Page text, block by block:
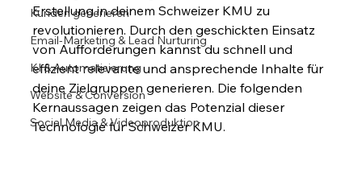
Kunden generieren
Email-Marketing & Lead Nurturing
KI & Automatisierung
Website & Conversion
Social Media & Videoproduktion
Erstellung in deinem Schweizer KMU zu
revolutionieren. Durch den geschickten Einsatz
von Aufforderungen kannst du schnell und
effizient relevante und ansprechende Inhalte für
deine Zielgruppen generieren. Die folgenden
Kernaussagen zeigen das Potenzial dieser
Technologie für Schweizer KMU.